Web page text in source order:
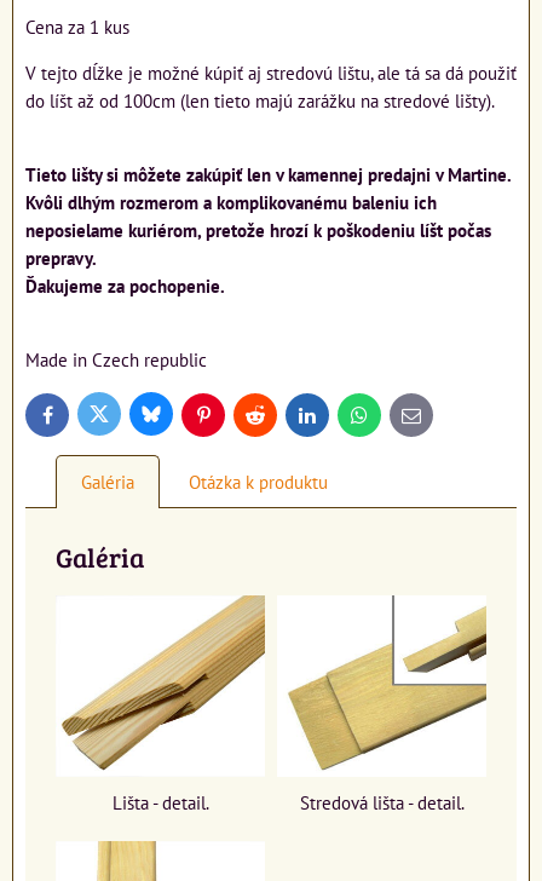
Cena za 1 kus
V tejto dĺžke je možné kúpiť aj stredovú lištu, ale tá sa dá použiť
do líšt až od 100cm (len tieto majú zarážku na stredové lišty).
Tieto lišty si môžete zakúpiť len v kamennej predajni v Martine.
Kvôli dlhým rozmerom a komplikovanému baleniu ich
neposielame kuriérom, pretože hrozí k poškodeniu líšt počas
prepravy.
Ďakujeme za pochopenie.
Made in Czech republic
FacebookTwitter BlueskyPinterestReddit LinkedInWhatsApp
E-
mail
Galéria Otázka k produktu
Galéria
Lišta - detail. Stredová lišta - detail.